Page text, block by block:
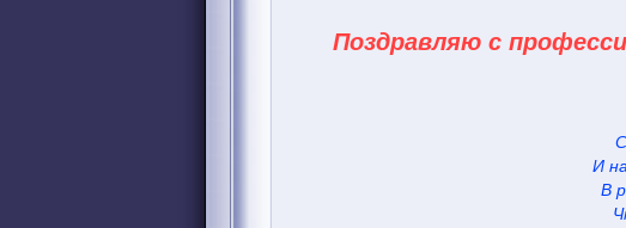
Поздравляю с
И
В